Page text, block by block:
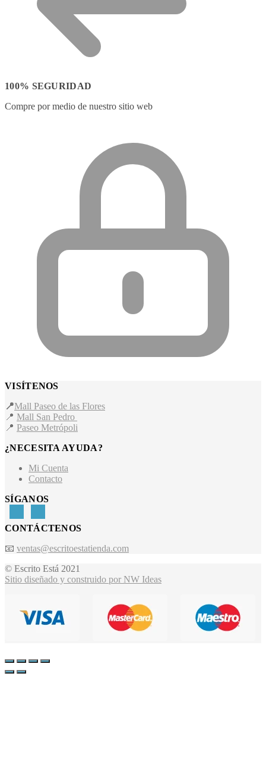
100% SEGURIDAD
Compre por medio de nuestro sitio web
VISÍTENOS
📍Mall Paseo de las Flores
📍 Mall San Pedro
📍 Paseo Metrópoli
¿NECESITA AYUDA?
Mi Cuenta
Contacto
SÍGANOS
CONTÁCTENOS
📧 ventas@escritoestatienda.com
© Escrito Está 2021
Sitio diseñado y construido por NW Ideas